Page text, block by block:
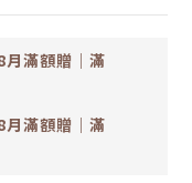
滿額贈｜滿
滿額贈｜滿